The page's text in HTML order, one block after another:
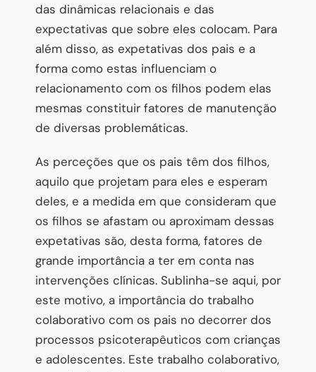
das dinâmicas relacionais e das
expectativas que sobre eles colocam. Para
além disso, as expetativas dos pais e a
forma como estas influenciam o
relacionamento com os filhos podem elas
mesmas constituir fatores de manutenção
de diversas problemáticas.
As perceções que os pais têm dos filhos,
aquilo que projetam para eles e esperam
deles, e a medida em que consideram que
os filhos se afastam ou aproximam dessas
expetativas são, desta forma, fatores de
grande importância a ter em conta nas
intervenções clínicas. Sublinha-se aqui, por
este motivo, a importância do trabalho
colaborativo com os pais no decorrer dos
processos psicoterapêuticos com crianças
e adolescentes. Este trabalho colaborativo,